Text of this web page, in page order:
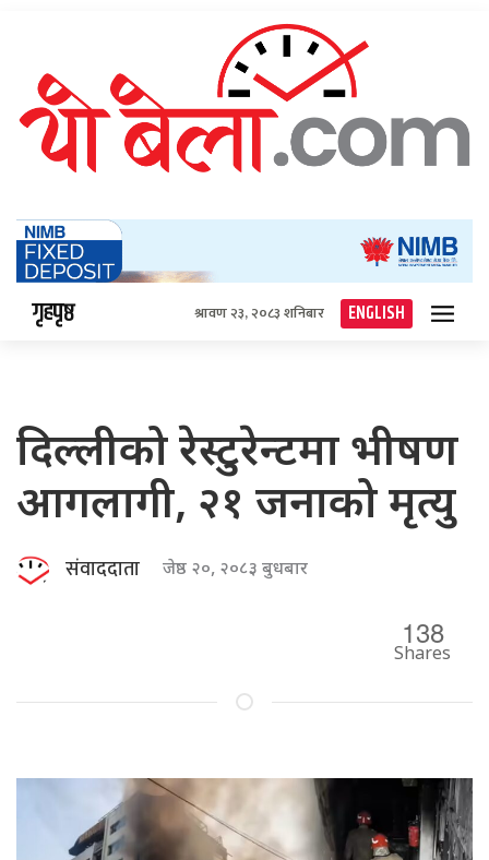
गृहपृष्ठ श्रावण २३, २०८३ शनिबार ENGLISH
दिल्लीको रेस्टुरेन्टमा भीषण
आगलागी, २१ जनाको मृत्यु
संवाददाता जेष्ठ २०, २०८३ बुधबार
138
Shares